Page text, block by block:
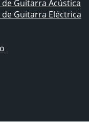
Guitarra Acústica
Guitarra Eléctrica